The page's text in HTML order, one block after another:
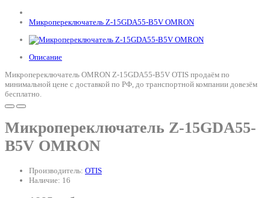
Микропереключатель Z-15GDA55-B5V OMRON
Описание
Микропереключатель OMRON Z-15GDA55-B5V OTIS продаём по
минимальной цене с доставкой по РФ, до транспортной компании довезём
бесплатно.
Микропереключатель Z-15GDA55-
B5V OMRON
Производитель: OTIS
Наличие: 16